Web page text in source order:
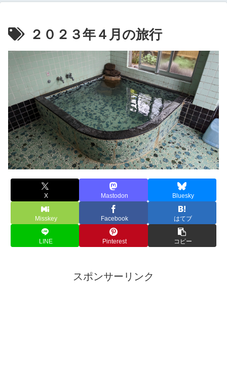
２０２３年４月の旅行
X Mastodon Bluesky
Misskey Facebook はてブ
LINE Pinterest コピー
スポンサーリンク